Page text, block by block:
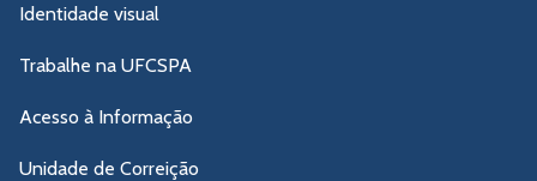
Identidade visual
Trabalhe na UFCSPA
Acesso à Informação
Unidade de Correição